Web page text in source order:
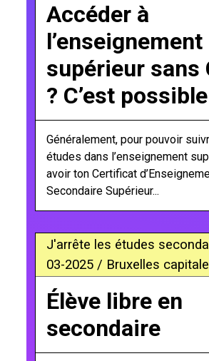
Accéder à
l’enseignement
supérieur sans
? C’est
Généralement, pour pouvoir
études dans l’enseignement
avoir ton Certificat
Secondaire Supérieur...
J'arrête les études
03-2025 / Bruxelles
Élève libre en
secondaire